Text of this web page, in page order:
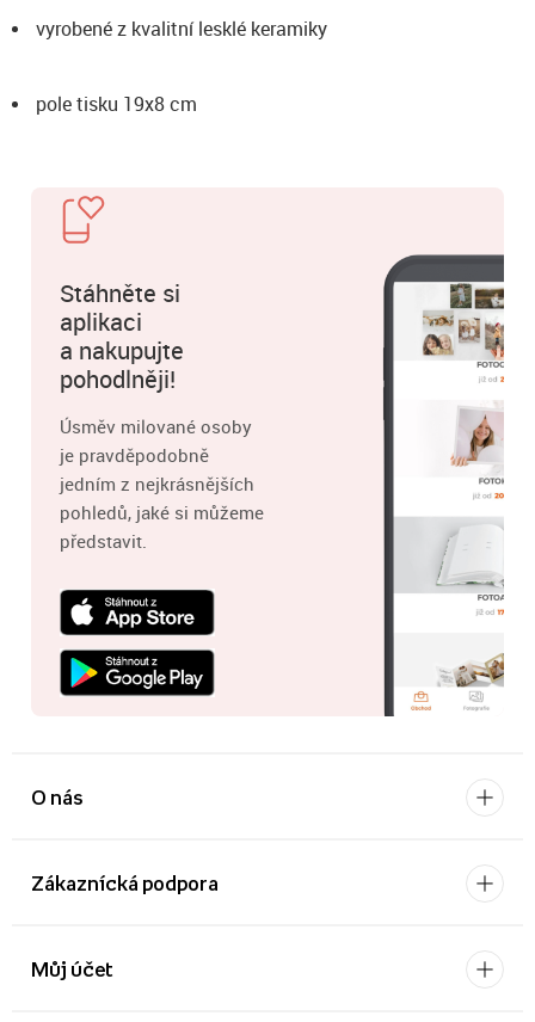
vyrobené z kvalitní lesklé keramiky
pole tisku 19x8 cm
Stáhněte si
aplikaci
a nakupujte
pohodlněji!
Úsměv milované osoby
je pravděpodobně
jedním z nejkrásnějších
pohledů, jaké si můžeme
představit.
O nás
Zákaznícká podpora
Můj účet